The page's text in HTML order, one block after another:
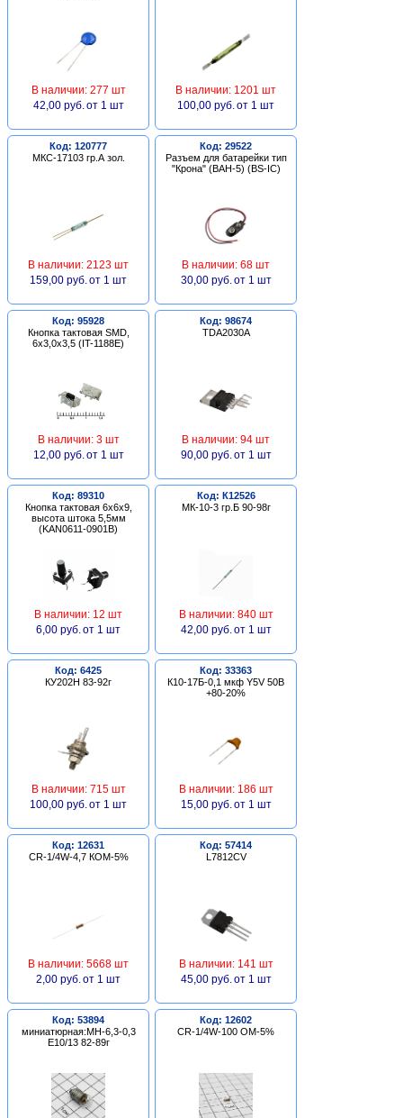
В наличии: 277 шт
42,00 руб. от 1 шт
В наличии: 1201 шт
100,00 руб. от 1 шт
Код: 120777
МКС-17103 гр.А зол.
В наличии: 2123 шт
159,00 руб. от 1 шт
Код: 29522
Разъем для батарейки тип
"Крона" (BAH-5) (BS-IC)
В наличии: 68 шт
30,00 руб. от 1 шт
Код: 95928
Кнопка тактовая SMD,
6х3,0х3,5 (IT-1188E)
В наличии: 3 шт
12,00 руб. от 1 шт
Код: 98674
TDA2030A
В наличии: 94 шт
90,00 руб. от 1 шт
Код: 89310
Кнопка тактовая 6х6х9,
высота штока 5,5мм
(KAN0611-0901B)
В наличии: 12 шт
6,00 руб. от 1 шт
Код: К12526
МК-10-3 гр.Б 90-98г
В наличии: 840 шт
42,00 руб. от 1 шт
Код: 6425
КУ202Н 83-92г
В наличии: 715 шт
100,00 руб. от 1 шт
Код: 33363
К10-17Б-0,1 мкф Y5V 50В
+80-20%
В наличии: 186 шт
15,00 руб. от 1 шт
Код: 12631
CR-1/4W-4,7 КОМ-5%
В наличии: 5668 шт
2,00 руб. от 1 шт
Код: 57414
L7812CV
В наличии: 141 шт
45,00 руб. от 1 шт
Код: 53894
миниатюрная:МН-6,3-0,3
Е10/13 82-89г
Код: 12602
CR-1/4W-100 ОМ-5%